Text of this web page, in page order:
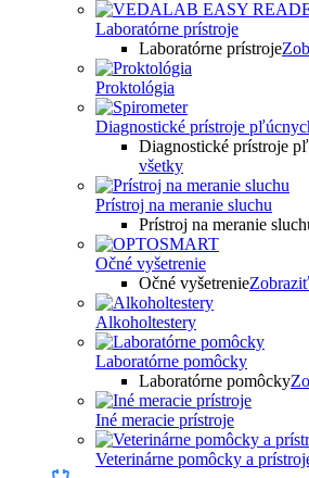
Laboratórne prístroje
Laboratórne prístroje
Proktológia
Diagnostické prístroje
Diagnostické prístroje
všetky
Prístroj na meranie sluchu
Prístroj na meranie
Očné vyšetrenie
Očné vyšetrenie
Alkoholtestery
Laboratórne pomôcky
Laboratórne pomôcky
Iné meracie prístroje
Veterinárne pomôcky a